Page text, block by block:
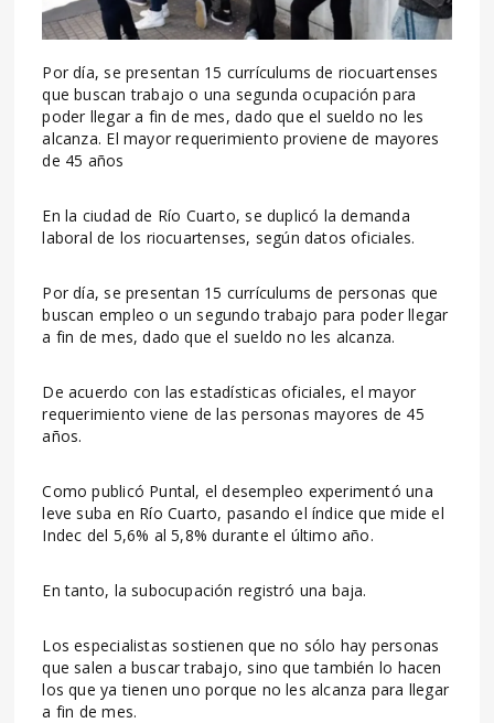
Por día, se presentan 15 currículums de riocuartenses
que buscan trabajo o una segunda ocupación para
poder llegar a fin de mes, dado que el sueldo no les
alcanza. El mayor requerimiento proviene de mayores
de 45 años
En la ciudad de Río Cuarto, se duplicó la demanda
laboral de los riocuartenses, según datos oficiales.
Por día, se presentan 15 currículums de personas que
buscan empleo o un segundo trabajo para poder llegar
a fin de mes, dado que el sueldo no les alcanza.
De acuerdo con las estadísticas oficiales, el mayor
requerimiento viene de las personas mayores de 45
años.
Como publicó Puntal, el desempleo experimentó una
leve suba en Río Cuarto, pasando el índice que mide el
Indec del 5,6% al 5,8% durante el último año.
En tanto, la subocupación registró una baja.
Los especialistas sostienen que no sólo hay personas
que salen a buscar trabajo, sino que también lo hacen
los que ya tienen uno porque no les alcanza para llegar
a fin de mes.